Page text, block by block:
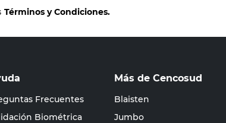
Términos y Condiciones.
Frecuentes
Biométrica
Más de Cencosud
Blaisten
Jumbo